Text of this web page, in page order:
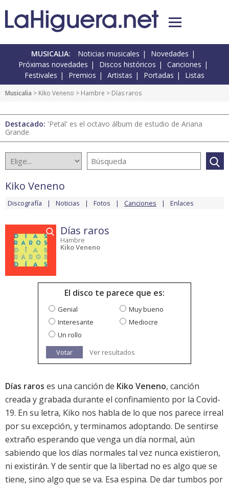
MUSICALIA: Noticias musicales
Novedades
Próximas novedades
Discos históricos
Canciones
Festivales
Premios Artistas Portadas Listas
Musicalia > Kiko Veneno > Hambre > Días raros
Destacado: 'Petal' es el octavo álbum de estudio de Ariana
Grande
Kiko Veneno
Discografía Noticias Fotos Canciones Enlaces
Días raros
Hambre
Kiko Veneno
El disco te parece que es:
Genial
Muy bueno
Interesante
Mediocre
Un rollo
Votar
Ver resultados
Días raros es una canción de Kiko Veneno, canción
creada y grabada durante el confinamiento por la Covid-
19. En su letra, Kiko nos habla de lo que nos parece irreal
por su excepción, y terminamos adoptando. De sentirse
extraño esperando que venga un día normal, aún
sabiendo que los días normales tal vez nunca existieron,
ni existirán. Y de sentir que la libertad no es algo que se
tiene, sino algo que se va. Esa espina. De dar tumbos por